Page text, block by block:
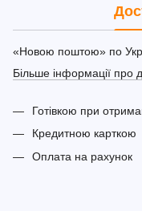
«Новою поштою» по
Більше інформації про
Готівкою при
Кредитною карткою
Оплата на рахунок